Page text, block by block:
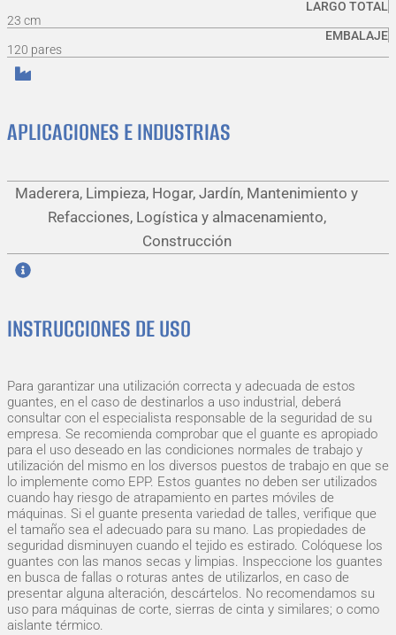
LARGO TOTAL
23 cm
EMBALAJE
120 pares
APLICACIONES E INDUSTRIAS
Maderera, Limpieza, Hogar, Jardín, Mantenimiento y
Refacciones, Logística y almacenamiento,
Construcción
INSTRUCCIONES DE USO
Para garantizar una utilización correcta y adecuada de estos
guantes, en el caso de destinarlos a uso industrial, deberá
consultar con el especialista responsable de la seguridad de su
empresa. Se recomienda comprobar que el guante es apropiado
para el uso deseado en las condiciones normales de trabajo y
utilización del mismo en los diversos puestos de trabajo en que se
lo implemente como EPP. Estos guantes no deben ser utilizados
cuando hay riesgo de atrapamiento en partes móviles de
máquinas. Si el guante presenta variedad de talles, verifique que
el tamaño sea el adecuado para su mano. Las propiedades de
seguridad disminuyen cuando el tejido es estirado. Colóquese los
guantes con las manos secas y limpias. Inspeccione los guantes
en busca de fallas o roturas antes de utilizarlos, en caso de
presentar alguna alteración, descártelos. No recomendamos su
uso para máquinas de corte, sierras de cinta y similares; o como
aislante térmico.